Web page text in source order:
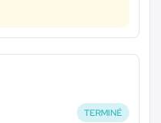
TERMINÉ